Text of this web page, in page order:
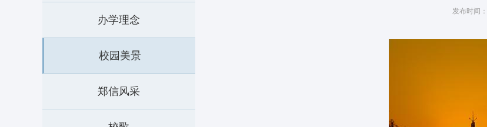
办学理念
校园美景
郑信风采
发布时间：